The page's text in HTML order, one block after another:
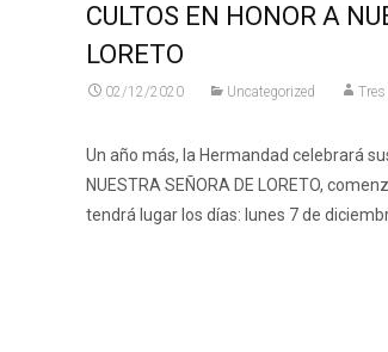
CULTOS EN HONOR A
LORETO
02/12/2020 Uncategorized
Un año más, la Hermandad celebrará
NUESTRA SEÑORA DE LORETO,
tendrá lugar los días: lunes 7 de